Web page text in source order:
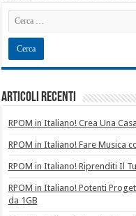
Articoli recenti
RPOM in Italiano! Crea Una
RPOM in Italiano! Fare Musica
RPOM in Italiano! Riprenditi Il
RPOM in Italiano! Potenti
da 1GB